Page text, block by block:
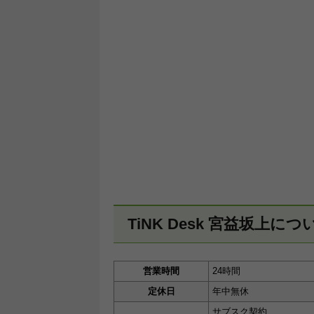
TiNK Desk 宮益坂上につ
営業時間
24時間
定休日
年中無休
サブスク契約